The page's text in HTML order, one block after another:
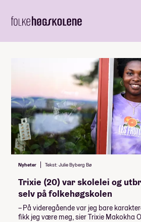
Nyheter Tekst: Julie Byberg Bø
Trixie (20) var skolelei og
selv på folkehøgskolen
– På videregående var jeg bare
fikk jeg være meg, sier Trixie Makokha